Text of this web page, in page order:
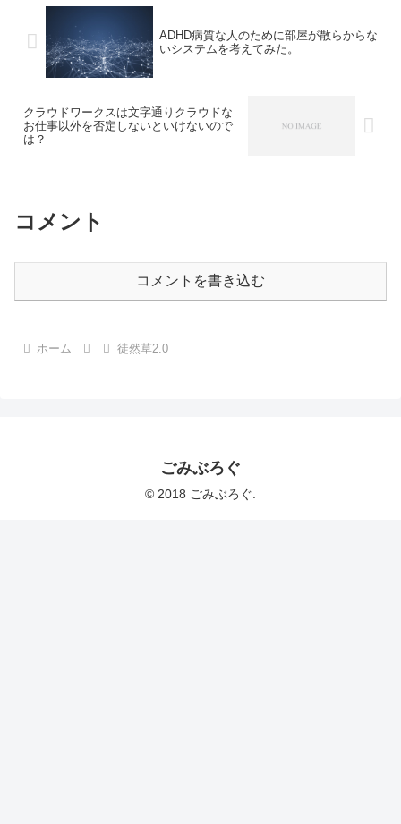
ADHD病質な人のために部屋が散らからな
いシステムを考えてみた。
クラウドワークスは文字通りクラウドな
お仕事以外を否定しないといけないので
は？
コメント
コメントを書き込む
ホーム 徒然草2.0
ごみぶろぐ
© 2018 ごみぶろぐ.